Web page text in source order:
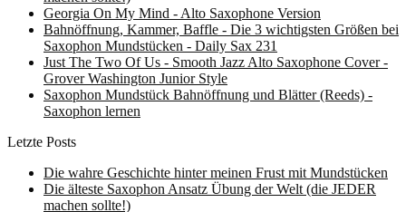
Georgia On My Mind - Alto Saxophone Version
Bahnöffnung, Kammer, Baffle - Die 3 wichtigsten Größen bei
Saxophon Mundstücken - Daily Sax 231
Just The Two Of Us - Smooth Jazz Alto Saxophone Cover -
Grover Washington Junior Style
Saxophon Mundstück Bahnöffnung und Blätter (Reeds) -
Saxophon lernen
Letzte Posts
Die wahre Geschichte hinter meinen Frust mit Mundstücken
Die älteste Saxophon Ansatz Übung der Welt (die JEDER
machen sollte!)